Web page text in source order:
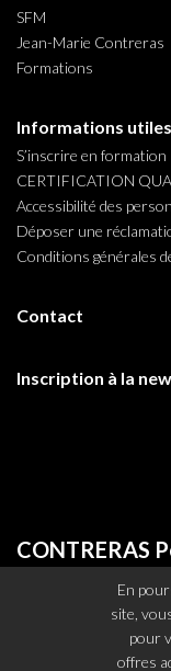
SFM
Jean-Marie Contreras
Formations
Informations utiles
S’inscrire en formation
CERTIFICATION
Accessibilité des
Déposer une
Conditions générales
Contact
Inscription à la
CONTRERAS
11 Place Guy Mollet -
Tél. : +33 (0) 374 041
E-mail :
En
site,
pour
offres